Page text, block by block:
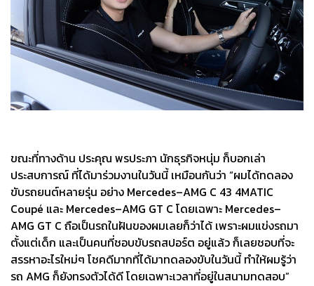
ขณะที่ทางด้าน ประคุณ พรประภา นักธุรกิจหนุ่ม ก็บอกเล่า
ประสบการณ์ ที่ได้มาร่วมงานในวันนี้ เหมือนกันว่า “ผมได้ทดลอง
ขับรถยนต์หลายรุ่น อย่าง Mercedes–AMG C 43 4MATIC
Coupé และ Mercedes–AMG GT C โดยเฉพาะ Mercedes–
AMG GT C ถือเป็นรถในฝันของผมเลยก็ว่าได้ เพราะผมแข่งรถมา
ตั้งแต่เด็ก และเป็นคนที่ชอบขับรถสปอร์ต อยู่แล้ว ก็เลยชอบที่จะ
สรรหาอะไรใหม่ๆ โชคดีมากที่ได้มาทดลองขับในวันนี้ ทำให้ผมรู้ว่า
รถ AMG ก็ยังทรงตัวได้ดี โดยเฉพาะเวลาที่อยู่ในสนามทดสอบ”